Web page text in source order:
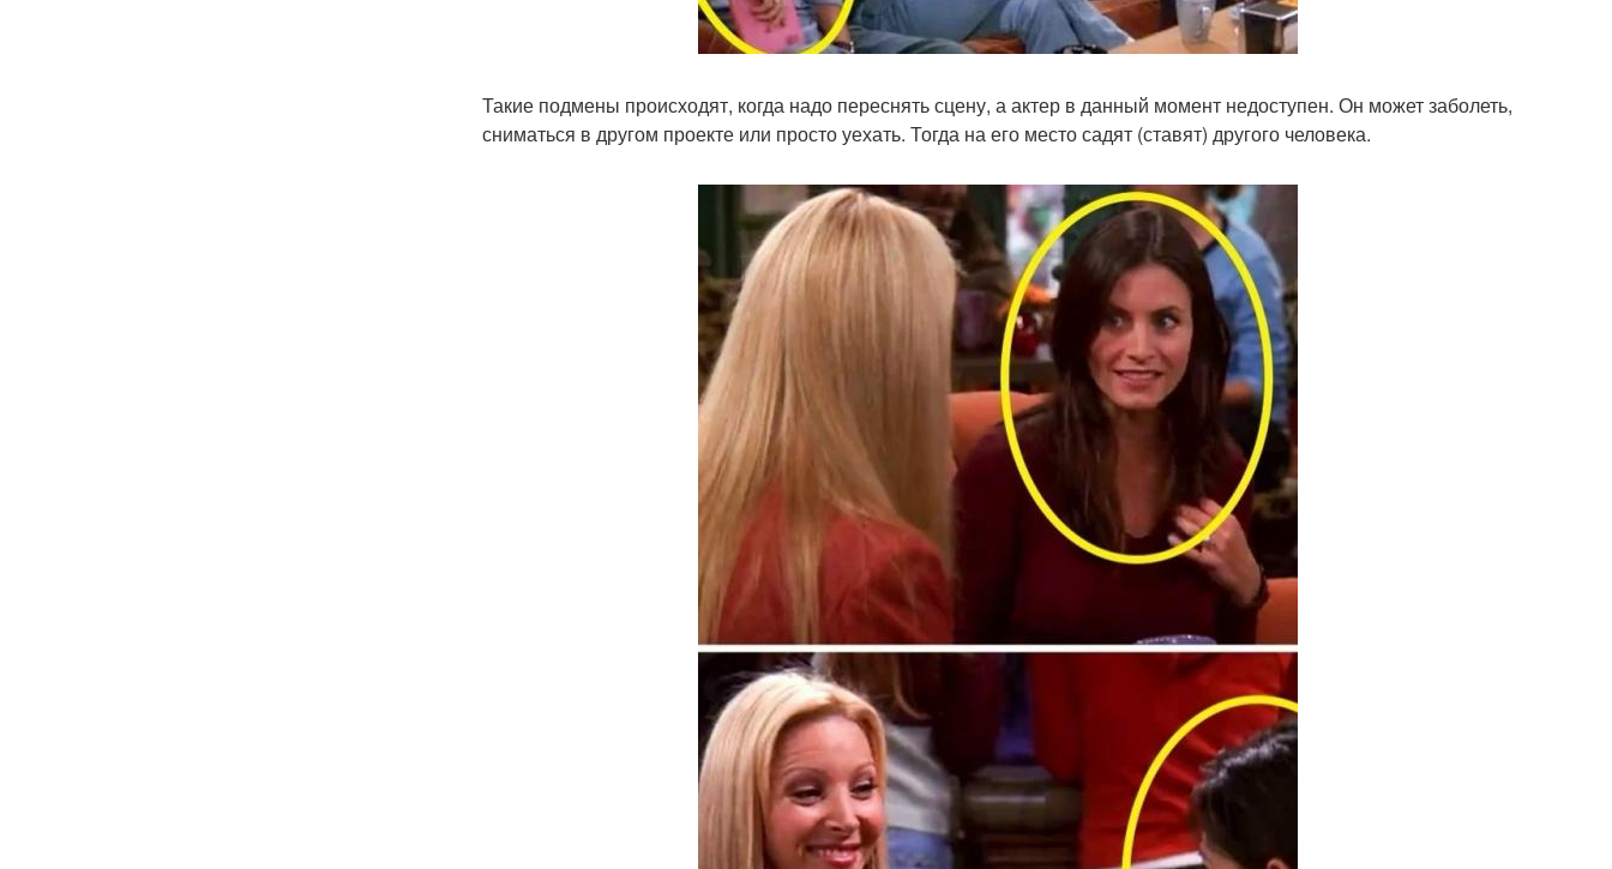
Такие подмены происходят, когда надо переснять сцену, а актер в данный момент недоступен. Он может заболеть,
сниматься в другом проекте или просто уехать. Тогда на его место садят (ставят) другого человека.